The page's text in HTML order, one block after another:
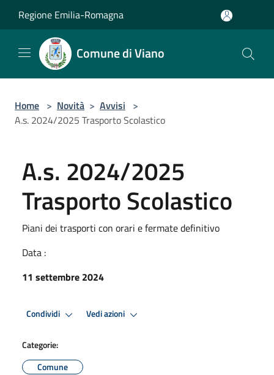
Regione Emilia-Romagna
Comune di Viano
Home > Novità > Avvisi >
A.s. 2024/2025 Trasporto Scolastico
A.s. 2024/2025
Trasporto Scolastico
Piani dei trasporti con orari e fermate definitivo
Data :
11 settembre 2024
Condividi Vedi azioni
Categorie:
Comune